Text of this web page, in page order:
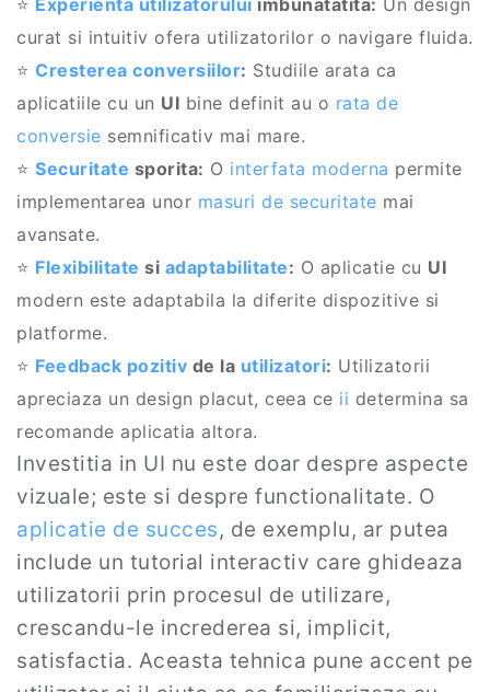
⭐ Experienta utilizatorului imbunatatita: Un design
curat si intuitiv ofera utilizatorilor o navigare fluida.
⭐ Cresterea conversiilor: Studiile arata ca
aplicatiile cu un UI bine definit au o rata de
conversie semnificativ mai mare.
⭐ Securitate sporita: O interfata moderna permite
implementarea unor masuri de securitate mai
avansate.
⭐ Flexibilitate si adaptabilitate: O aplicatie cu UI
modern este adaptabila la diferite dispozitive si
platforme.
⭐ Feedback pozitiv de la utilizatori: Utilizatorii
apreciaza un design placut, ceea ce ii determina sa
recomande aplicatia altora.
Investitia in UI nu este doar despre aspecte
vizuale; este si despre functionalitate. O
aplicatie de succes, de exemplu, ar putea
include un tutorial interactiv care ghideaza
utilizatorii prin procesul de utilizare,
crescandu-le increderea si, implicit,
satisfactia. Aceasta tehnica pune accent pe